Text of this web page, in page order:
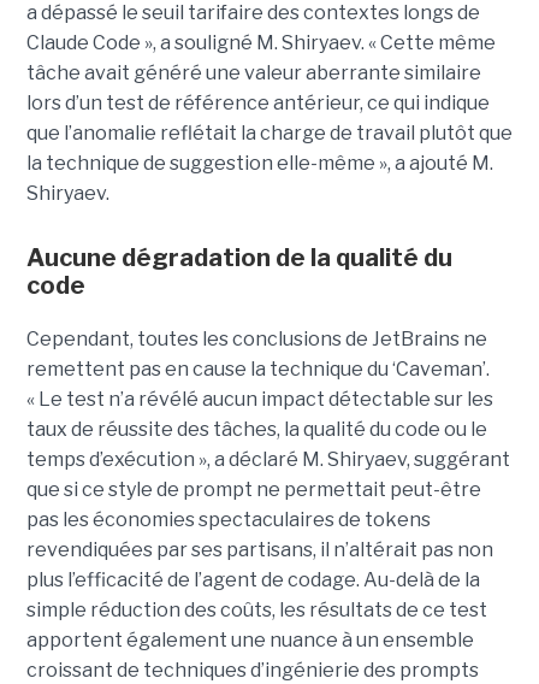
a dépassé le seuil tarifaire des contextes longs de
Claude Code », a souligné M. Shiryaev. « Cette même
tâche avait généré une valeur aberrante similaire
lors d’un test de référence antérieur, ce qui indique
que l’anomalie reflétait la charge de travail plutôt que
la technique de suggestion elle-même », a ajouté M.
Shiryaev.
Aucune dégradation de la qualité du
code
Cependant, toutes les conclusions de JetBrains ne
remettent pas en cause la technique du ‘Caveman’.
« Le test n’a révélé aucun impact détectable sur les
taux de réussite des tâches, la qualité du code ou le
temps d’exécution », a déclaré M. Shiryaev, suggérant
que si ce style de prompt ne permettait peut-être
pas les économies spectaculaires de tokens
revendiquées par ses partisans, il n’altérait pas non
plus l’efficacité de l’agent de codage. Au-delà de la
simple réduction des coûts, les résultats de ce test
apportent également une nuance à un ensemble
croissant de techniques d’ingénierie des prompts